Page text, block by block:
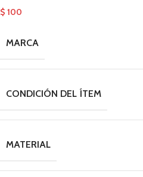
$ 100
MARCA
CONDICIÓN DEL ÍTEM
MATERIAL